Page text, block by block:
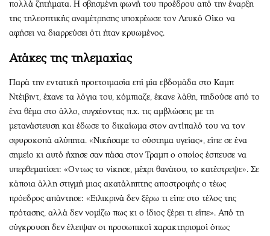
πολλά ζητήματα. Η σβησμένη φωνή του προέδρου από την έναρξη
της τηλεοπτικής αναμέτρησης υποχρέωσε τον Λευκό Οίκο να
αφήσει να διαρρεύσει ότι ήταν κρυωμένος.
Ατάκες της τηλεμαχίας
Παρά την εντατική προετοιμασία επί μία εβδομάδα στο Καμπ
Ντέιβιντ, έχανε τα λόγια του, κόμπιαζε, έκανε λάθη, πηδούσε από το
ένα θέμα στο άλλο, συγχέοντας π.χ. τις αμβλώσεις με τη
μετανάστευση και έδωσε το δικαίωμα στον αντίπαλό του να τον
σφυροκοπά αλύπητα. «Νικήσαμε το σύστημα υγείας», είπε σε ένα
σημείο κι αυτό ήχησε σαν πάσα στον Τραμπ ο οποίος έσπευσε να
υπερθεματίσει: «Οντως το νίκησε, μέχρι θανάτου, το κατέστρεψε». Σε
κάποια άλλη στιγμή μιας ακατάληπτης αποστροφής ο τέως
πρόεδρος απάντησε: «Ειλικρινά δεν ξέρω τι είπε στο τέλος της
πρότασης, αλλά δεν νομίζω πως κι ο ίδιος ξέρει τι είπε». Από τη
σύγκρουση δεν έλειψαν οι προσωπικοί χαρακτηρισμοί όπως